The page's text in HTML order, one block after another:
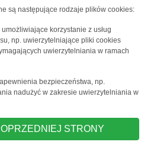
są następujące rodzaje plików cookies:
korzystanie z usług
np. uwierzytelniające pliki cookies
uwierzytelniania w ramach
bezpieczeństwa, np.
nadużyć w zakresie uwierzytelniania w
STRONY